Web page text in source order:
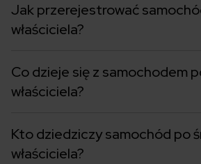
Jak przerejestrować
właściciela?
Co dzieje się z samochodem
właściciela?
Kto dziedziczy samochód po
właściciela?